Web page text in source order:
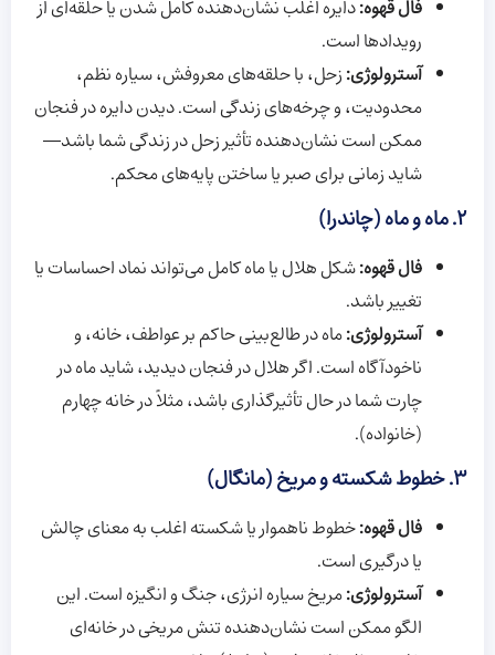
فال قهوه:دایره اغلب نشان‌دهنده کامل شدن یا حلقه‌ای از
رویدادها است.
آسترولوژی:زحل، با حلقه‌های معروفش، سیاره نظم،
محدودیت، و چرخه‌های زندگی است. دیدن دایره در فنجان
ممکن است نشان‌دهنده تأثیر زحل در زندگی شما باشد—
شاید زمانی برای صبر یا ساختن پایه‌های محکم.
2. ماه و ماه (چاندرا)
فال قهوه:شکل هلال یا ماه کامل می‌تواند نماد احساسات یا
تغییر باشد.
آسترولوژی:ماه در طالع‌بینی حاکم بر عواطف، خانه، و
ناخودآگاه است. اگر هلال در فنجان دیدید، شاید ماه در
چارت شما در حال تأثیرگذاری باشد، مثلاً در خانه چهارم
(خانواده).
3. خطوط شکسته و مریخ (مانگال)
فال قهوه:خطوط ناهموار یا شکسته اغلب به معنای چالش
یا درگیری است.
آسترولوژی:مریخ سیاره انرژی، جنگ و انگیزه است. این
الگو ممکن است نشان‌دهنده تنش مریخی در خانه‌ای